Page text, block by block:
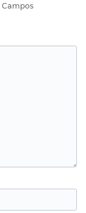
Campos